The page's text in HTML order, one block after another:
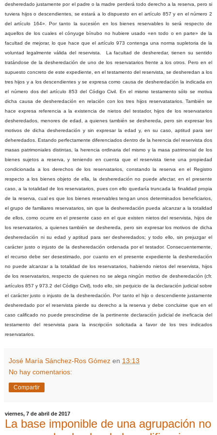
desheredado justamente por el padre o la madre perderá todo derecho a la reserva, pero si
tuviera hijos o descendientes, se estará a lo dispuesto en el artículo 857 y en el número 2
del artículo 164». Por tanto la sucesión en los bienes reservables lo será respecto de
aquellos de los cuales el cónyuge bínubo no hubiere usado «en todo o en parte» de la
facultad de mejorar, lo que hace que el artículo 973 contenga una norma supletoria de la
voluntad legalmente válida del reservista.
La facultad de desheredar, tienen su sentido
tratándose de la desheredación de uno de los reservatarios frente a los otros. Pero en el
supuesto concreto de este expediente, en el testamento del reservista, se desheredan a los
tres hijos y a los descendientes y se expresa como causa de desheredación la indicada en
el número dos del artículo 853 del Código Civil. En el mismo testamento sólo se motiva
dicha causa de desheredación en relación con los tres hijos reservatatarios. También se
hace expresa referencia a la existencia de nietos del testador, hijos de los reservatarios
desheredados, menores de edad, a quienes también se deshereda, pero sin expresar los
motivos de dicha desheredación y sin expresar la edad y, en su caso, aptitud para ser
deheredados. Estando perfectamente diferenciados dentro de la herencia del reservista dos
masas patrimoniales distintas, la herencia ordinaria del mismo y la masa patrimonial de los
bienes sujetos a reserva, y teniendo en cuenta que el reservista tiene una propiedad
condicionada a los derechos de los reservatarios, constando la reserva en el Registro
respecto a los bienes objeto de ella, la desheredación no puede afectar, en el presente
caso, a la totalidad de los reservatarios, pues con ello quedaría truncada la finalidad propia
de la reserva, cual es que los bienes reservables tengan unos determinados beneficiarios,
el grupo de familiares reservatarios, sin que la desheredación pueda alcanzar a la totalidad
de ellos, como ocurre en el presente caso en el que existen nietos del reservista, hijos de
los reservatarios, a quienes también se deshereda, pero sin expresar los motivos de dicha
desheredación ni su edad y aptitud para ser desheredados; y todo ello, sin prejuzgar el
carácter justo o injusto de la desheredación ordenada por el testador. Consecuentemente,
el recurso debe ser desestimado, por cuanto en el presente expediente la desheredación
no puede alcanzar a la totalidad de los reservatarios, habiendo nietos del reservista, hijos
de los reservatarios, respecto de quienes no se alega ningún motivo de desheredación (cfr.
artículos 857 y 973.2 del Código Civil), todo ello, sin perjuicio de la declaración judicial sobre
el carácter justo o injusto de la desheredación. Por tanto el hijo o descendiente justamente
desheredado por el reservista pierde su derecho a la reserva y debe concluirse que en el
caso calificado no puede prescindirse de la pertinente declaración judicial de ineficacia del
testamento del reservista para la inscripción solicitada a favor de los tres indicados
reservatarios.
José María Sánchez-Ros Gómez en 13:13
No hay comentarios:
Compartir
viernes, 7 de abril de 2017
La base imponible de una agrupación no